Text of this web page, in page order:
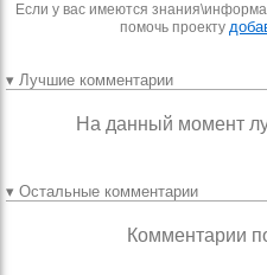
Если у вас имеются
помочь проекту
▾ Лучшие комментарии
На данный момент
▾ Остальные комментарии
Комментарии